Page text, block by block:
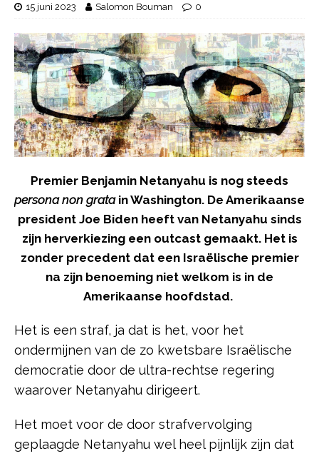
15 juni 2023 Salomon Bouman 0
Premier Benjamin Netanyahu is nog steeds
persona non gratain Washington. De Amerikaanse
president Joe Biden heeft van Netanyahu sinds
zijn herverkiezing een outcast gemaakt. Het is
zonder precedent dat een Israëlische premier
na zijn benoeming niet welkom is in de
Amerikaanse hoofdstad.
Het is een straf, ja dat is het, voor het
ondermijnen van de zo kwetsbare Israëlische
democratie door de ultra-rechtse regering
waarover Netanyahu dirigeert.
Het moet voor de door strafvervolging
geplaagde Netanyahu wel heel pijnlijk zijn dat